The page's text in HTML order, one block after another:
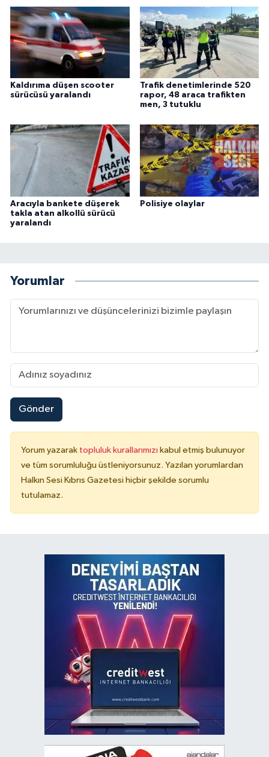
Kaldırıma düşen scooter
sürücüsü yaralandı
Trafik denetimlerinde 520
rapor, 48 araca trafikten
men, 3 tutuklu
Aracıyla bankete düşerek
takla atan alkollü sürücü
yaralandı
Polisiye olaylar
Yorumlar
Gönder
Yorum yazarak topluluk kurallarımızı kabul etmiş bulunuyor
ve tüm sorumluluğu üstleniyorsunuz. Yazılan yorumlardan
Halkın Sesi Kıbrıs Gazetesi hiçbir şekilde sorumlu
tutulamaz.